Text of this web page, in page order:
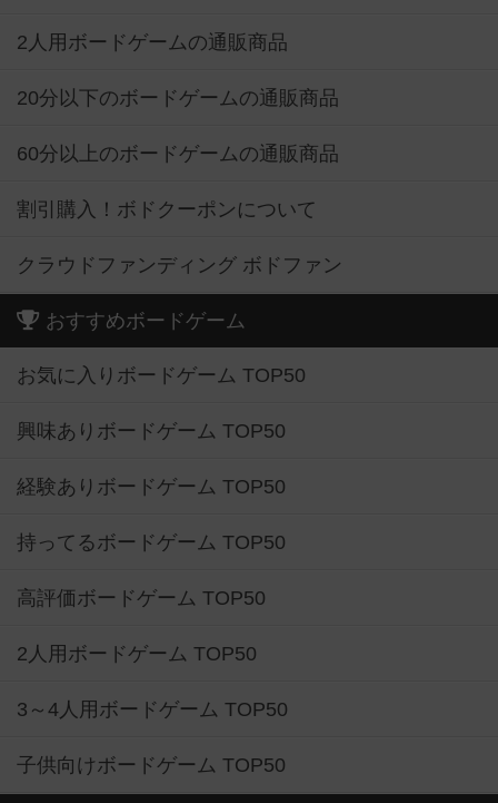
2人用ボードゲームの通販商品
20分以下のボードゲームの通販商品
60分以上のボードゲームの通販商品
割引購入！ボドクーポンについて
クラウドファンディング ボドファン
おすすめボードゲーム
お気に入りボードゲーム TOP50
興味ありボードゲーム TOP50
経験ありボードゲーム TOP50
持ってるボードゲーム TOP50
高評価ボードゲーム TOP50
2人用ボードゲーム TOP50
3～4人用ボードゲーム TOP50
子供向けボードゲーム TOP50